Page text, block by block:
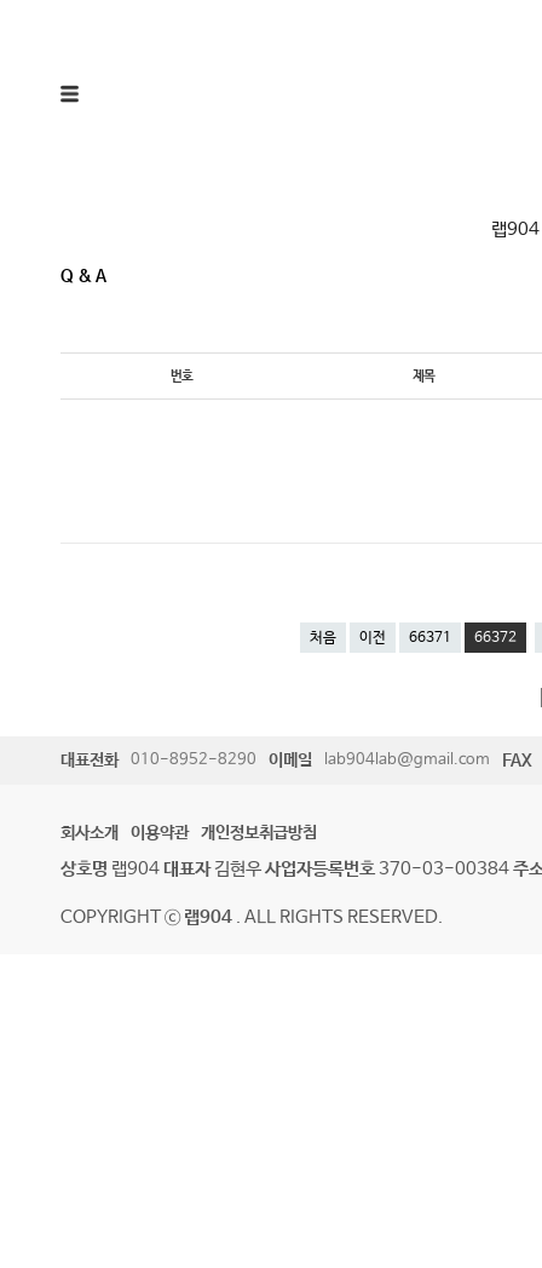
랩904
Q & A
번호 제목
처음 이전 66371 66372
대표전화 010-8952-8290 이메일 lab904lab@gmail.com FAX
회사소개 이용약관 개인정보취급방침
상호명 랩904 대표자김현우사업자등록번호 370-03-00384주
COPYRIGHT ⓒ랩904 . ALL RIGHTS RESERVED.